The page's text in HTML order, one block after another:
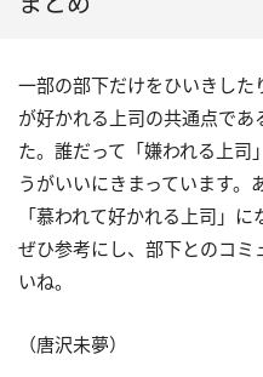
一部の部下だけをひいきした
が好かれる上司の共通点で
た。誰だって「嫌われる上司
うがいいにきまっています。
「慕われて好かれる上司」
ぜひ参考にし、部下とのコミ
いね。
（唐沢未夢）